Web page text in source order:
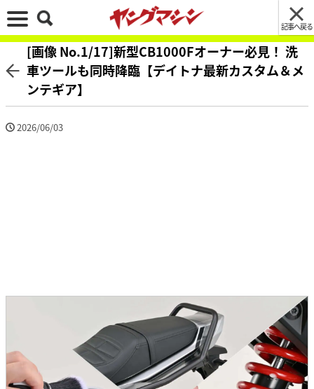
記事へ戻る
[画像 No.1/17]新型CB1000Fオーナー必見！ 洗
車ツールも同時降臨【デイトナ最新カスタム＆メ
ンテギア】
2026/06/03